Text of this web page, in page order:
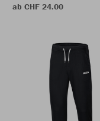
ab CHF 24.00